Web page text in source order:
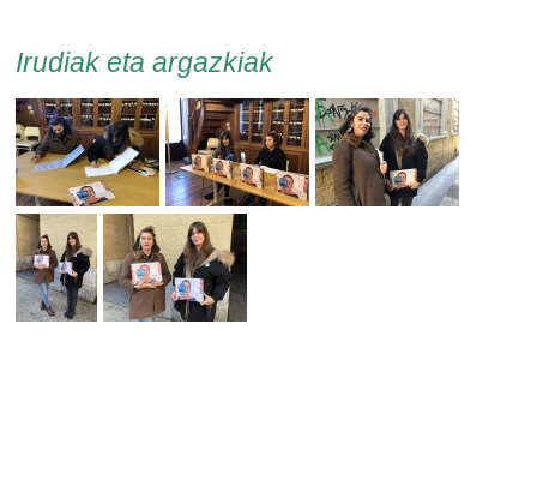
Irudiak eta argazkiak